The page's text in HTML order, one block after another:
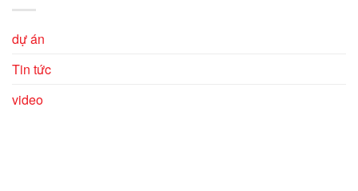
dự án
Tin tức
video